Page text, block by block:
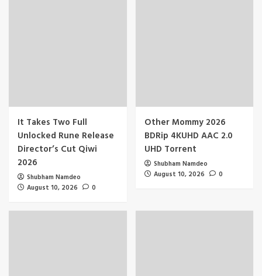
It Takes Two Full
Unlocked Rune Release
Director’s Cut Qiwi
2026
Shubham Namdeo
August 10, 2026
0
Other Mommy 2026
BDRip 4KUHD AAC 2.0
UHD Torrent
Shubham Namdeo
August 10, 2026
0